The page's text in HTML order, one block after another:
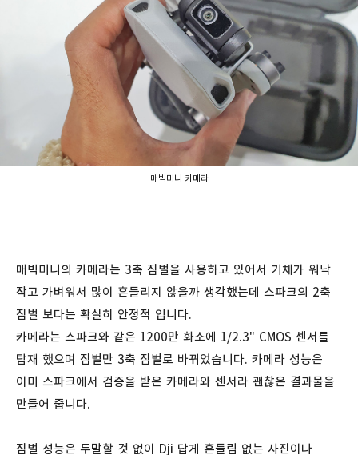
매빅미니 카메라
매빅미니의 카메라는 3축 짐벌을 사용하고 있어서 기체가 워낙
작고 가벼워서 많이 흔들리지 않을까 생각했는데 스파크의 2축
짐벌 보다는 확실히 안정적 입니다.
카메라는 스파크와 같은 1200만 화소에 1/2.3" CMOS 센서를
탑재 했으며 짐벌만 3축 짐벌로 바뀌었습니다. 카메라 성능은
이미 스파크에서 검증을 받은 카메라와 센서라 괜찮은 결과물을
만들어 줍니다.
짐벌 성능은 두말할 것 없이 Dji 답게 흔들림 없는 사진이나